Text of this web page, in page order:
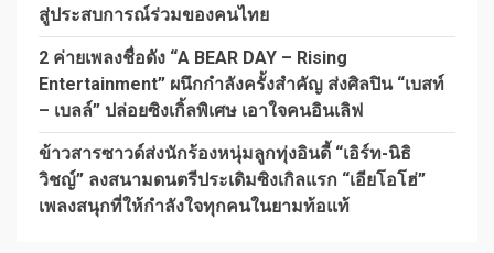
สู่ประสบการณ์ร่วมของคนไทย
2 ค่ายเพลงชื่อดัง “A BEAR DAY – Rising
Entertainment” ผนึกกำลังครั้งสำคัญ ส่งศิลปิน “เบสท์
– เบลล์” ปล่อยซิงเกิ้ลพิเศษ เอาใจคนอินเลิฟ
ข้าวสารซาวด์ส่งนักร้องหนุ่มลูกทุ่งอินดี้ “เอิร์ท-นิธิ
วิชญ์” ลงสนามดนตรีประเดิมซิงเกิลแรก “เอียโอโฮ่”
เพลงสนุกที่ให้กำลังใจทุกคนในยามท้อแท้